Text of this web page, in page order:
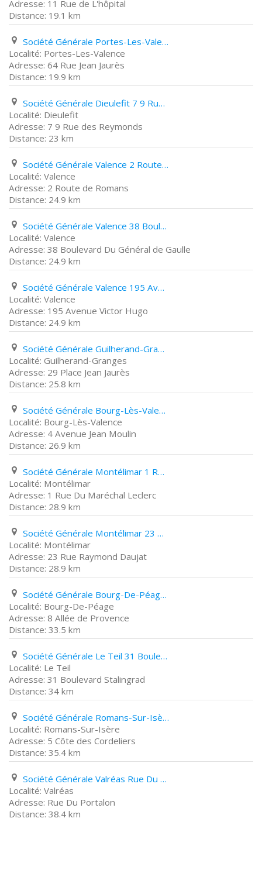
11 Rue de L'hôpital
19.1 km
Société Générale Portes-Les-Valence 64 Rue Jean Jaurès
Portes-Les-Valence
64 Rue Jean Jaurès
19.9 km
Société Générale Dieulefit 7 9 Rue des Reymonds
Dieulefit
7 9 Rue des Reymonds
23 km
Société Générale Valence 2 Route de Romans
Valence
2 Route de Romans
24.9 km
Société Générale Valence 38 Boulevard Du Général de Gaulle
Valence
38 Boulevard Du Général de Gaulle
24.9 km
Société Générale Valence 195 Avenue Victor Hugo
Valence
195 Avenue Victor Hugo
24.9 km
Société Générale Guilherand-Granges 29 Place Jean Jaurès
Guilherand-Granges
29 Place Jean Jaurès
25.8 km
Société Générale Bourg-Lès-Valence 4 Avenue Jean Moulin
Bourg-Lès-Valence
4 Avenue Jean Moulin
26.9 km
Société Générale Montélimar 1 Rue Du Maréchal Leclerc
Montélimar
1 Rue Du Maréchal Leclerc
28.9 km
Société Générale Montélimar 23 Rue Raymond Daujat
Montélimar
23 Rue Raymond Daujat
28.9 km
Société Générale Bourg-De-Péage 8 Allée de Provence
Bourg-De-Péage
8 Allée de Provence
33.5 km
Société Générale Le Teil 31 Boulevard Stalingrad
Le Teil
31 Boulevard Stalingrad
34 km
Société Générale Romans-Sur-Isère 5 Côte des Cordeliers
Romans-Sur-Isère
5 Côte des Cordeliers
35.4 km
Société Générale Valréas Rue Du Portalon
Valréas
Rue Du Portalon
38.4 km